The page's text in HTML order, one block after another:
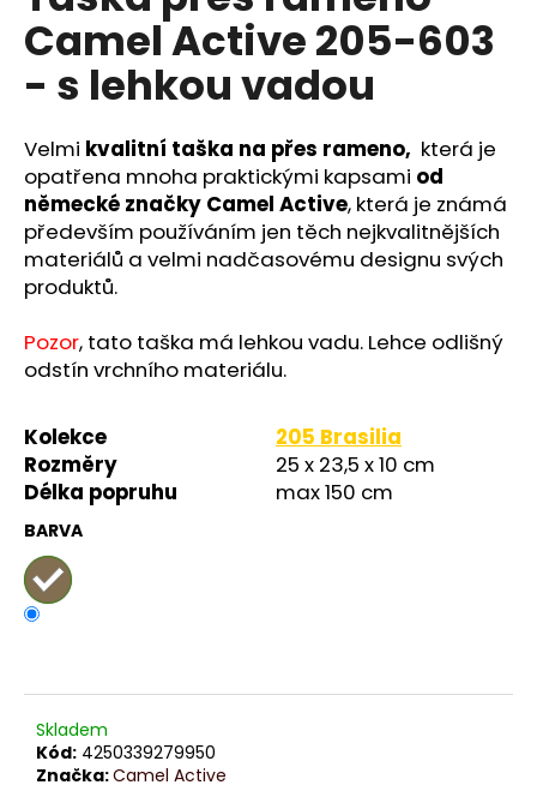
0,0
z
hvězdiček.
Camel Active 205-603
- s lehkou vadou
Velmi kvalitní taška na přes rameno, která je
opatřena mnoha praktickými kapsami od
německé značky Camel Active, která je známá
především používáním jen těch nejkvalitnějších
materiálů a velmi nadčasovému designu svých
produktů.
Pozor, tato taška má lehkou vadu. Lehce odlišný
odstín vrchního materiálu.
Kolekce
205 Brasilia
Rozměry
25 x 23,5 x 10 cm
Délka popruhu
max 150 cm
BARVA
Skladem
Kód: 4250339279950
Značka:Camel Active
a
j
í
?
D
p
o
r
č
u
j
e